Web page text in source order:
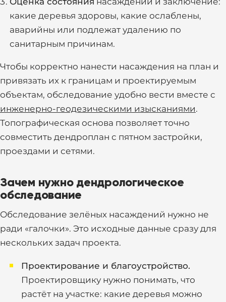
какие деревья здоровы, какие ослаблены,
аварийны или подлежат удалению по
санитарным причинам.
Чтобы корректно нанести насаждения на план и
привязать их к границам и проектируемым
объектам, обследование удобно вести вместе с
инженерно-геодезическими изысканиями.
Топографическая основа позволяет точно
совместить дендроплан с пятном застройки,
проездами и сетями.
Зачем нужно дендрологическое
обследование
Обследование зелёных насаждений нужно не
ради «галочки». Это исходные данные сразу для
нескольких задач проекта.
Проектирование и благоустройство.
Проектировщику нужно понимать, что
растёт на участке: какие деревья можно